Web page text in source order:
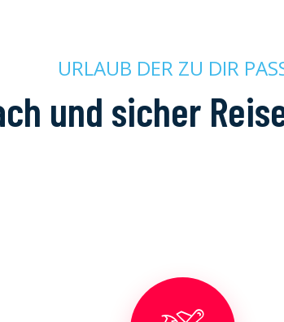
URLAUB DER ZU DIR
und sicher